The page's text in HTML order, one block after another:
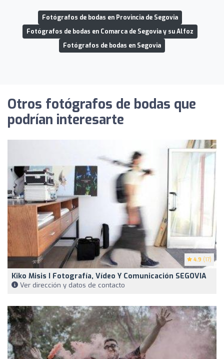
Fotógrafos de bodas en Provincia de Segovia
Fotógrafos de bodas en Comarca de Segovia y su Alfoz
Fotógrafos de bodas en Segovia
Otros fotógrafos de bodas que
podrían interesarte
4.9 (17)
Kiko Misis I Fotografía, Vídeo Y Comunicación SEGOVIA
Ver dirección y datos de contacto